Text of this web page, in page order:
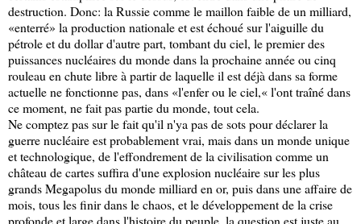
destruction. Donc: la Russie comme le maillon faible de un milliard,
«enterré» la production nationale et est échoué sur l'aiguille du
pétrole et du dollar d'autre part, tombant du ciel, le premier des
puissances nucléaires du monde dans la prochaine année ou cinq
rouleau en chute libre à partir de laquelle il est déjà dans sa forme
actuelle ne fonctionne pas, dans «l'enfer ou le ciel,« l'ont traîné dans
ce moment, ne fait pas partie du monde, tout cela.
Ne comptez pas sur le fait qu'il n'ya pas de sots pour déclarer la
guerre nucléaire est probablement vrai, mais dans un monde unique
et technologique, de l'effondrement de la civilisation comme un
château de cartes suffira d'une explosion nucléaire sur les plus
grands Megapolus du monde milliard en or, puis dans une affaire de
mois, tous les finir dans le chaos, et le développement de la crise
profonde et large dans l'histoire du peuple, la question est juste au